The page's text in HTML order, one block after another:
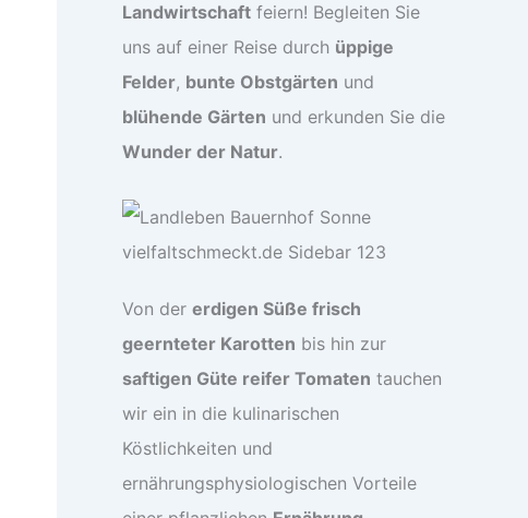
Landwirtschaft feiern! Begleiten Sie
uns auf einer Reise durch üppige
Felder, bunte Obstgärten und
blühende Gärten und erkunden Sie die
Wunder der Natur.
Von der erdigen Süße frisch
geernteter Karotten bis hin zur
saftigen Güte reifer Tomaten tauchen
wir ein in die kulinarischen
Köstlichkeiten und
ernährungsphysiologischen Vorteile